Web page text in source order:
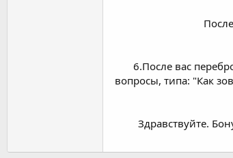
6.После вас
вопросы, типа: "Как
Здравствуйте.